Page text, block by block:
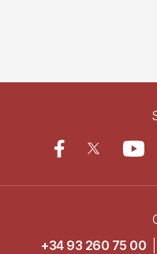
+34 93 260 75 00